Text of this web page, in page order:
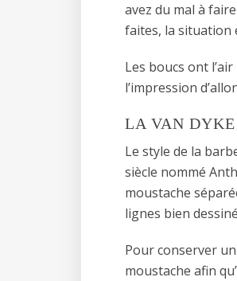
avez du mal à
faites, la situation
Les boucs ont
l’impression
LA VAN DYKE
Le style de la
siècle nommé
moustache
lignes bien
Pour conserver
moustache afin